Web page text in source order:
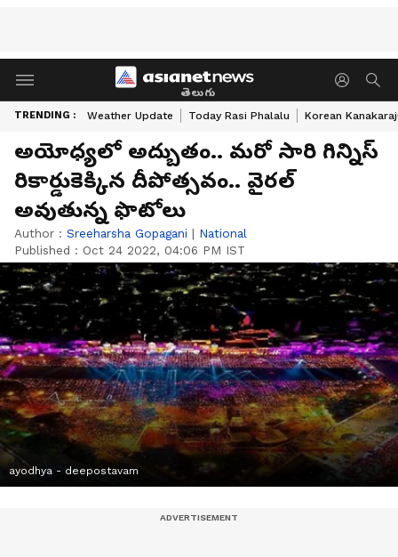
తెలుగు
TRENDING : Weather Update Today Rasi Phalalu Korean
అయోధ్యలో అద్బుతం.. మరో సారి గిన్నిస్
రికార్డుకెక్కిన దీపోత్సవం.. వైరల్
అవుతున్న ఫొటోలు
Author : Sreeharsha Gopagani | National
Published : Oct 24 2022, 04:06 PM IST
ayodhya - deepostavam